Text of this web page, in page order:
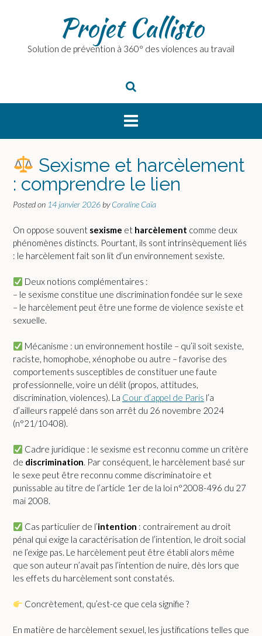
Projet Callisto
Solution de prévention à 360° des violences au travail
Sexisme et harcèlement
: comprendre le lien
Posted on 14 janvier 2026 byCoraline Caïa
On oppose souvent sexisme et harcèlement comme deux
phénomènes distincts. Pourtant, ils sont intrinsèquement liés
: le harcèlement fait son lit d’un environnement sexiste.
Deux notions complémentaires :
– le sexisme constitue une discrimination fondée sur le sexe
– le harcèlement peut être une forme de violence sexiste et
sexuelle.
Mécanisme : un environnement hostile – qu’il soit sexiste,
raciste, homophobe, xénophobe ou autre – favorise des
comportements susceptibles de constituer une faute
professionnelle, voire un délit (propos, attitudes,
discrimination, violences). La Cour d’appel de Paris l’a
d’ailleurs rappelé dans son arrêt du 26 novembre 2024
(n°21/10408).
Cadre juridique : le sexisme est reconnu comme un critère
de discrimination. Par conséquent, le harcèlement basé sur
le sexe peut être reconnu comme discriminatoire et
punissable au titre de l’article 1er de la loi n°2008-496 du 27
mai 2008.
Cas particulier de l’intention : contrairement au droit
pénal qui exige la caractérisation de l’intention, le droit social
ne l’exige pas. Le harcèlement peut être établi alors même
que son auteur n’avait pas l’intention de nuire, dès lors que
les effets du harcèlement sont constatés.
Concrètement, qu’est-ce que cela signifie ?
En matière de harcèlement sexuel, les justifications telles que